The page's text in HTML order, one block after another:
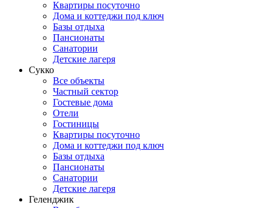
Квартиры посуточно
Дома и коттеджи под ключ
Базы отдыха
Пансионаты
Санатории
Детские лагеря
Сукко
Все объекты
Частный сектор
Гостевые дома
Отели
Гостиницы
Квартиры посуточно
Дома и коттеджи под ключ
Базы отдыха
Пансионаты
Санатории
Детские лагеря
Геленджик